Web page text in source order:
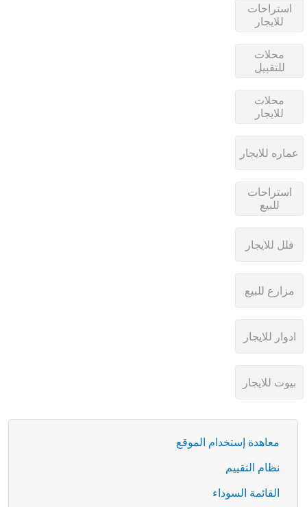
معاهدة إستخدام الموقع
نظام التقييم
القائمة السوداء